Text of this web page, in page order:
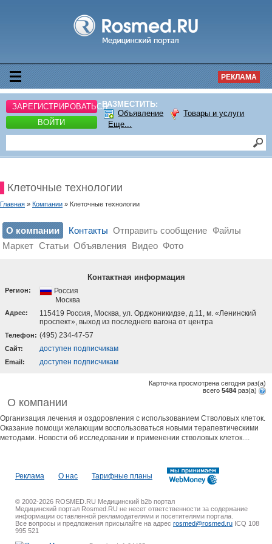
РЕКЛАМА
ЗАРЕГИСТРИРОВАТЬСЯ
ВОЙТИ
РАЗМЕСТИТЬ:
Объявление
Товары и услуги
Еще...
Клеточные технологии
Главная » Компании » Клеточные технологии
О компании Контакты Отправить сообщение Файлы
Маркет Статьи Объявления Видео Фото
Контактная информация
Регион:
Россия
Москва
Адрес:
115419 Россия, Москва, ул. Орджоникидзе, д.11, м. «Ленинский
проспект», выход из последнего вагона от центра
Телефон: (495) 234-47-57
Cайт: доступен подписчикам
Email: доступен подписчикам
Карточка просмотрена сегодня раз(a)
всего 5484 раз(a)
О компании
Организация лечения и оздоровления с использованием Стволовых клеток.
Оказание помощи желающим воспользоваться новыми терапевтическими
методами. Новости об исследовании и применении стволовых клеток....
Реклама О нас Тарифные планы
© 2002-2026 ROSMED.RU Медицинский b2b портал
Медицинский портал Rosmed.RU не несет ответственности за содержание
информации оставленной рекламодателями и посетителями портала.
Все вопросы и предложения присылайте на адрес rosmed@rosmed.ru ICQ 108
995 521